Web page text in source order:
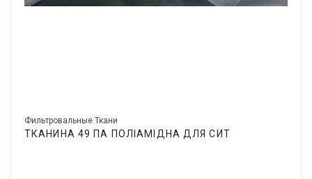
Фильтровальные Ткани
ТКАНИНА 49 ПА ПОЛІАМІДНА ДЛЯ СИТ